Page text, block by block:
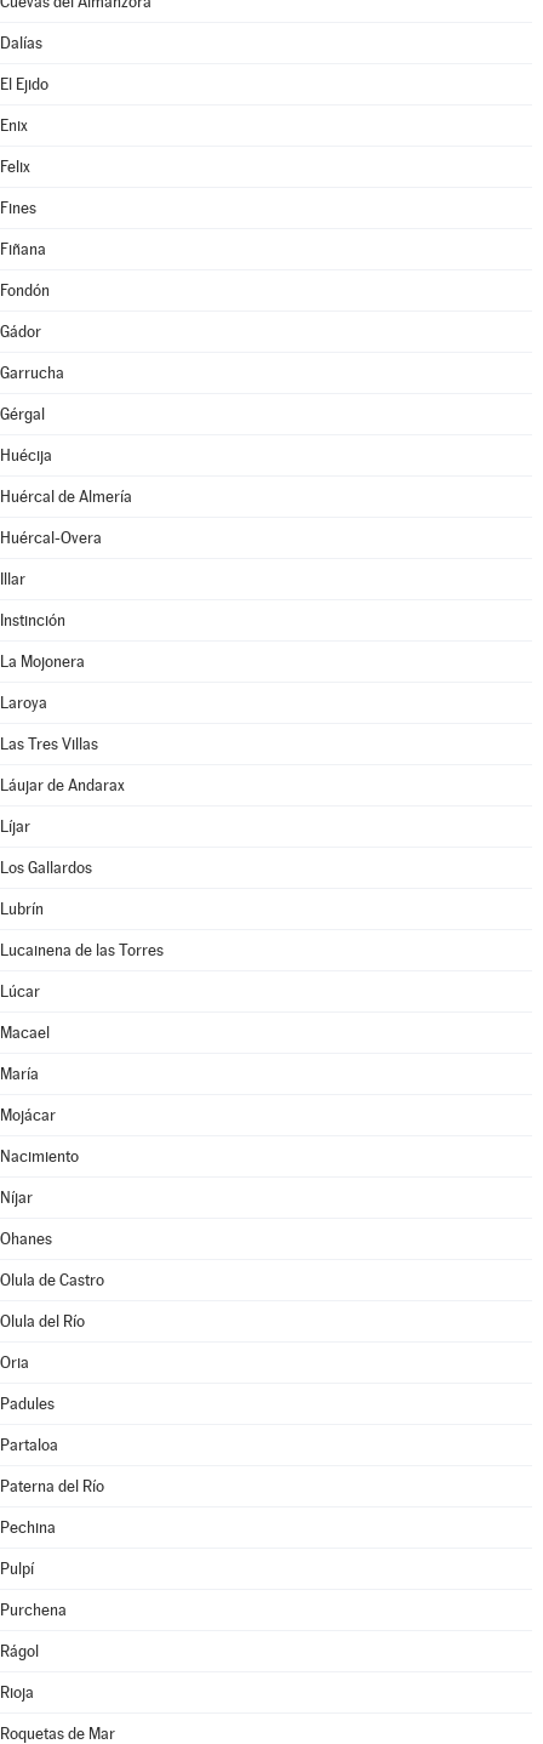
Dalías
El Ejido
Enix
Felix
Fines
Fiñana
Fondón
Gádor
Garrucha
Gérgal
Huécija
Huércal de Almería
Huércal-Overa
Illar
Instinción
La Mojonera
Laroya
Las Tres Villas
Láujar de Andarax
Líjar
Los Gallardos
Lubrín
Lucainena de las Torres
Lúcar
Macael
María
Mojácar
Nacimiento
Níjar
Ohanes
Olula de Castro
Olula del Río
Oria
Padules
Partaloa
Paterna del Río
Pechina
Pulpí
Purchena
Rágol
Rioja
Roquetas de Mar